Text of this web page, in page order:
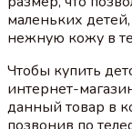
маленьких
нежную кожу в
Чтобы купить
интернет-
данный товар в